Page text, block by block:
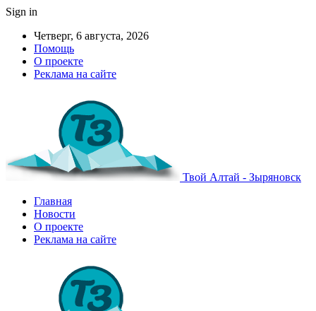
Sign in
Четверг, 6 августа, 2026
Помощь
О проекте
Реклама на сайте
Твой Алтай - Зыряновск
Главная
Новости
О проекте
Реклама на сайте